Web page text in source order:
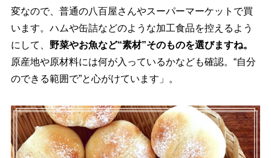
変なので、普通の八百屋さんやスーパーマーケットで買
います。ハムや缶詰などのような加工食品を控えるよう
にして、 野菜やお魚など“素材”そのものを選びますね。
原産地や原材料には何が入っているかなども確認。“自分
のできる範囲で”と心がけています」。